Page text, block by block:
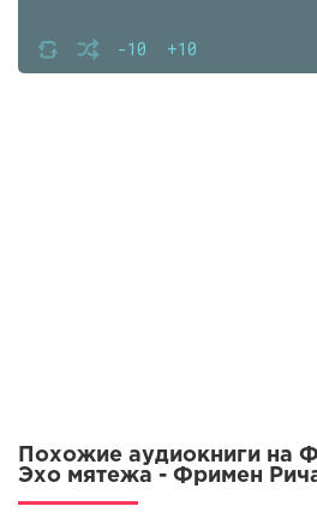
-10 +10
Похожие аудиокниги на
Эхо мятежа - Фримен